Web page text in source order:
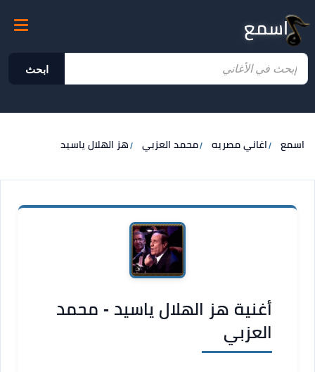
اسمع
ابحث
اسمع اغاني مصريه محمد العزبي هز الهلال ياسيد
أغنية هز الهلال ياسيد - محمد
العزبي